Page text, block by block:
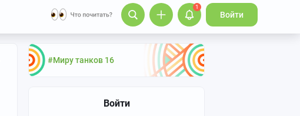
1
Войти
#Миру танков 16
Войти